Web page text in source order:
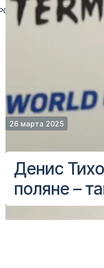
RU EN Версия
26 марта 2025
Денис
поляне –